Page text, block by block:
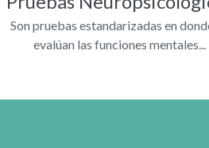
Son pruebas estandarizadas en
evalúan las funciones mentales...